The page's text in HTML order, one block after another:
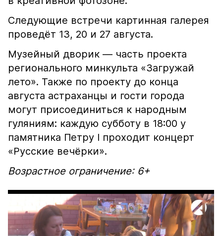
Следующие встречи картинная галерея
проведёт 13, 20 и 27 августа.
Музейный дворик — часть проекта
регионального минкульта «Загружай
лето». Также по проекту до конца
августа астраханцы и гости города
могут присоединиться к народным
гуляниям: каждую субботу в 18:00 у
памятника Петру I проходит концерт
«Русские вечёрки».
Возрастное ограничение: 6+